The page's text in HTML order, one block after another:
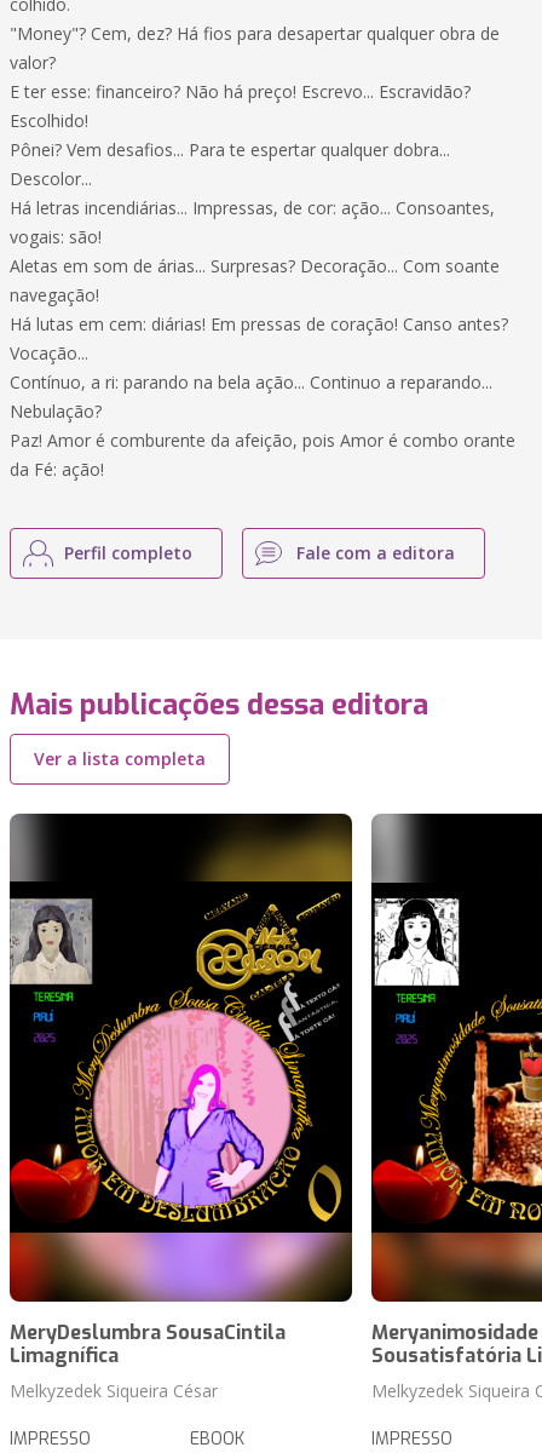
"Money"? Cem, dez? Há fios para desapertar qualquer obra de
valor?
E ter esse: financeiro? Não há preço! Escrevo... Escravidão?
Escolhido!
Pônei? Vem desafios... Para te espertar qualquer dobra...
Descolor...
Há letras incendiárias... Impressas, de cor: ação... Consoantes,
vogais: são!
Aletas em som de árias... Surpresas? Decoração... Com soante
navegação!
Há lutas em cem: diárias! Em pressas de coração! Canso antes?
Vocação...
Contínuo, a ri: parando na bela ação... Continuo a reparando...
Nebulação?
Paz! Amor é comburente da afeição, pois Amor é combo orante
da Fé: ação!
Perfil completo Fale com a editora
Mais publicações dessa editora
Ver a lista completa
MeryDeslumbra SousaCintila
Limagnífica
Melkyzedek Siqueira César
IMPRESSO EBOOK
Meryanimosidade
Sousatisfatória
Melkyzedek Siqueira
IMPRESSO